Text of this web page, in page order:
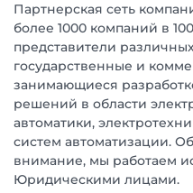
Партнерская сеть
более 1000 компаний в
представители
государственные и
занимающиеся
решений в области
автоматики,
систем автоматизации.
внимание, мы работаем
Юридическими лицами.